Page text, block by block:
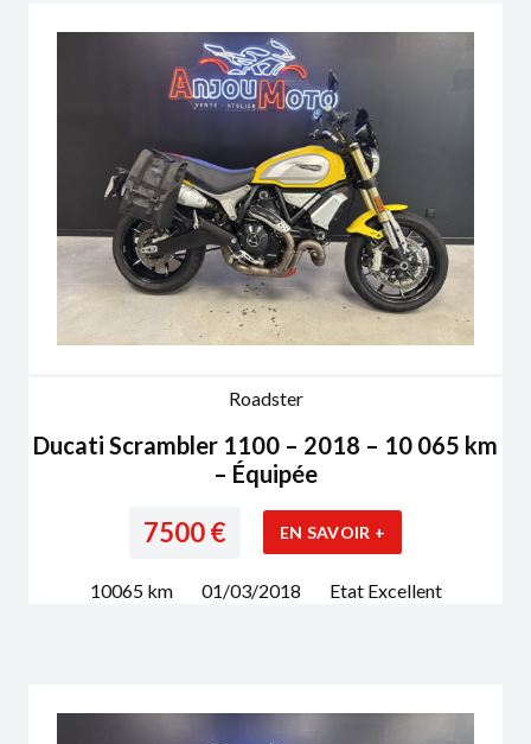
Roadster
Ducati Scrambler 1100 – 2018 – 10 065 km
– Équipée
7500€ EN SAVOIR +
10065km 01/03/2018 Etat Excellent